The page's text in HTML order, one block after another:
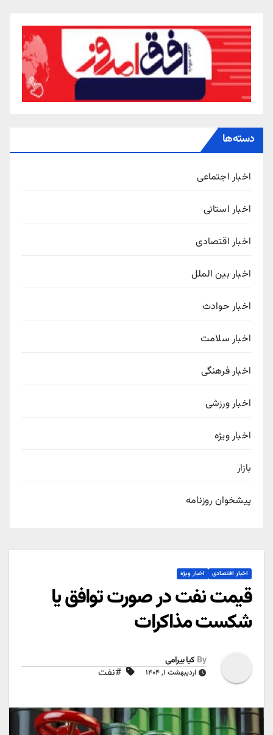
دسته‌ها
اخبار اجتماعی
اخبار استانی
اخبار اقتصادی
اخبار بین الملل
اخبار حوادث
اخبار سلامت
اخبار فرهنگی
اخبار ورزشی
اخبار ویژه
بازار
پیشخوان روزنامه
اخبار اقتصادی اخبار ویژه
قیمت نفت در صورت توافق یا
شکست مذاکرات
By کیا بیرامی
اردیبهشت ۱, ۱۴۰۴ #نفت